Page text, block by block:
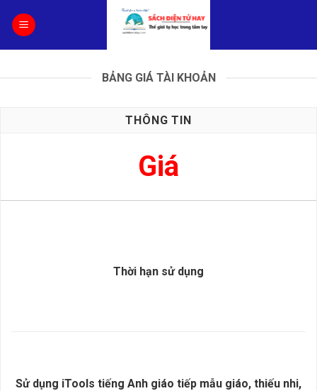
BẢNG GIÁ TÀI KHOẢN
THÔNG TIN
Giá
Thời hạn sử dụng
Sử dụng iTools tiếng Anh giáo tiếp mẫu giáo, thiếu nhi,